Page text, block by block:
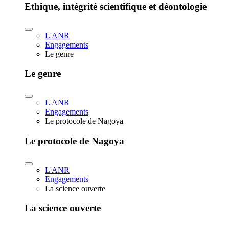
Ethique, intégrité scientifique et déontologie
L'ANR
Engagements
Le genre
Le genre
L'ANR
Engagements
Le protocole de Nagoya
Le protocole de Nagoya
L'ANR
Engagements
La science ouverte
La science ouverte